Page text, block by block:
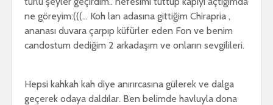
ne göreyim:(((… Koh lan adasına gittiğim Chirapria ,
ananası duvara çarpıp küfürler eden Fon ve benim
candostum dediğim 2 arkadaşım ve onların sevgilileri.
Hepsi kahkah kah diye anırırcasına gülerek ve dalga
geçerek odaya daldılar. Ben belimde havluyla dona